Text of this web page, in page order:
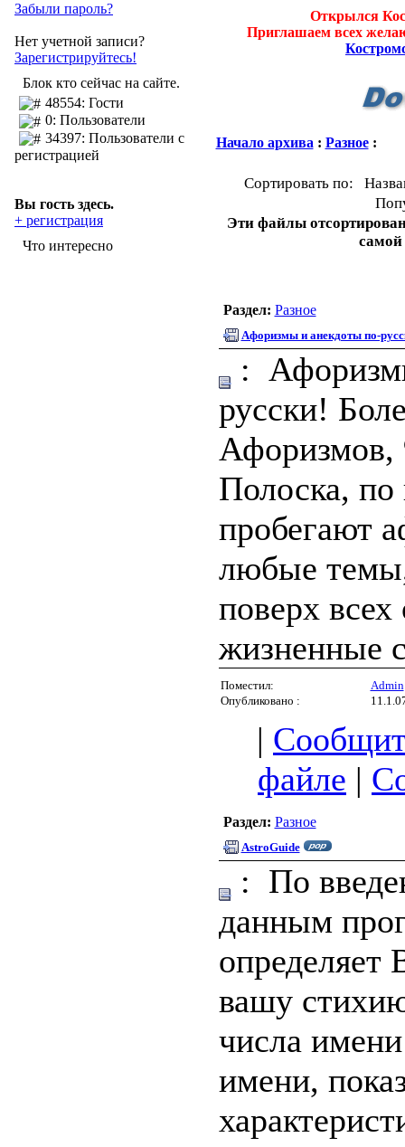
Забыли пароль?
Нет учетной записи?
Зарегистрируйтесь!
Блок кто сейчас на сайте.
48554: Гости
0: Пользователи
34397: Пользователи с
регистрацией
Вы гость здесь.
+ регистрация
Что интересно
Открылся
Приглашаем всех
Начало архива : Разное:
Сортировать по:
Эти файлы
Раздел: Разное
Афоризмы и анекдоты по-
:
русски!
Афоризмов,
Полоска, по
пробегают
любые
поверх
жизненные
Поместил:
Admin
Опубликовано :
|
файле |
Раздел: Разное
AstroGuide
: По
данным
определяет
вашу
числа
имени,